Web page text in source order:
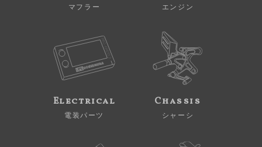
マフラー エンジン
Electrical
電装パーツ
Chassis
シャーシ